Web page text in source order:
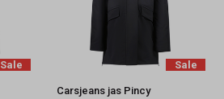
Sale Sale
Carsjeans jas Pincy